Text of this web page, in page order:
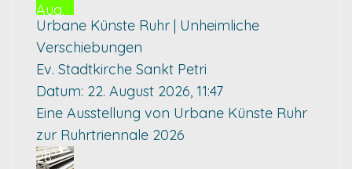
Aug.
Urbane Künste Ruhr | Unheimliche
Verschiebungen
Ev. Stadtkirche Sankt Petri
Datum: 22. August 2026, 11:47
Eine Ausstellung von Urbane Künste Ruhr
zur Ruhrtriennale 2026
28